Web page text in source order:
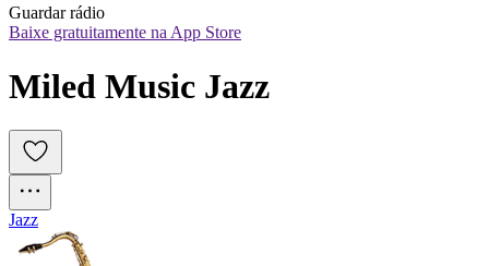
Guardar rádio
Baixe gratuitamente na App Store
Miled Music Jazz
Jazz